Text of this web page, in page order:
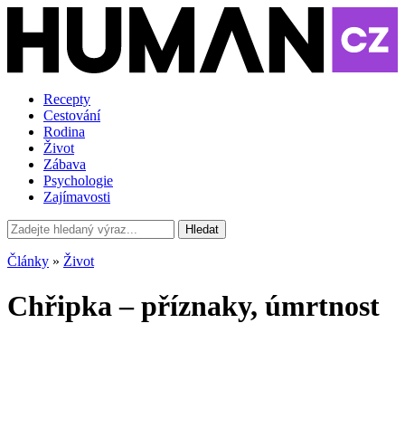
Recepty
Cestování
Rodina
Život
Zábava
Psychologie
Zajímavosti
Hledat
Články » Život
Chřipka – příznaky, úmrtnost